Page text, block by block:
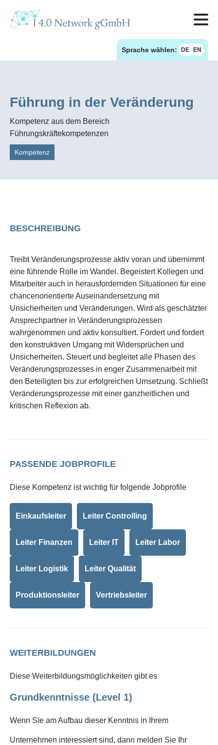
Sprache wählen: DE EN
Führung in der Veränderung
Kompetenz aus dem Bereich
Führungskräftekompetenzen
Kompetenz
BESCHREIBUNG
Treibt Veränderungsprozesse aktiv voran und übernimmt
eine führende Rolle im Wandel. Begeistert Kollegen und
Mitarbeiter auch in herausfordernden Situationen für eine
chancenorientierte Auseinandersetzung mit
Unsicherheiten und Veränderungen. Wird als geschätzter
Ansprechpartner in Veränderungsprozessen
wahrgenommen und aktiv konsultiert. Fördert und fordert
den konstruktiven Umgang mit Widersprüchen und
Unsicherheiten. Steuert und begleitet alle Phasen des
Veränderungsprozesses in enger Zusammenarbeit mit
den Beteiligten bis zur erfolgreichen Umsetzung. Schließt
Veränderungsprozesse mit einer ganzheitlichen und
kritischen Reflexion ab.
PASSENDE JOBPROFILE
Diese Kompetenz ist wichtig für folgende Jobprofile
Einkaufsleiter Leiter Controlling
Leiter Finanzen Leiter IT Leiter Labor
Leiter Logistik Leiter Qualität
Produktionsleiter Vertriebsleiter
WEITERBILDUNGEN
Diese Weiterbildungsmöglichkeiten gibt es
Grundkenntnisse (Level 1)
Wenn Sie am Aufbau dieser Kenntnis in Ihrem
Unternehmen interessiert sind, dann melden Sie Ihr